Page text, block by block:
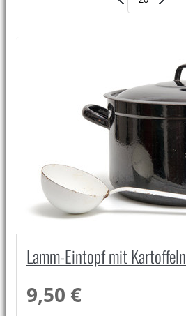
Lamm-Eintopf mit Kartoffeln
9,50 €